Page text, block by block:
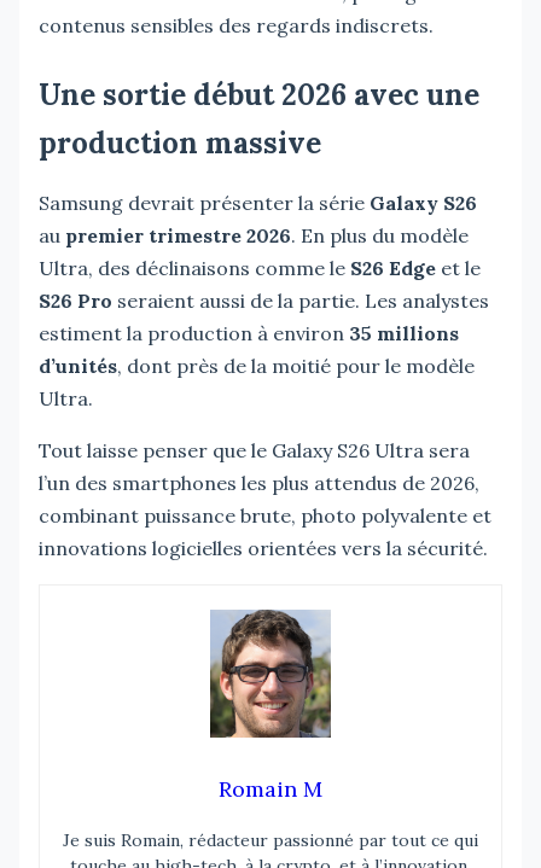
contenus sensibles des regards indiscrets.
Une sortie début 2026 avec une
production massive
Samsung devrait présenter la série Galaxy S26
au premier trimestre 2026. En plus du modèle
Ultra, des déclinaisons comme le S26 Edge et le
S26 Pro seraient aussi de la partie. Les analystes
estiment la production à environ 35 millions
d’unités, dont près de la moitié pour le modèle
Ultra.
Tout laisse penser que le Galaxy S26 Ultra sera
l’un des smartphones les plus attendus de 2026,
combinant puissance brute, photo polyvalente et
innovations logicielles orientées vers la sécurité.
Romain M
Je suis Romain, rédacteur passionné par tout ce qui